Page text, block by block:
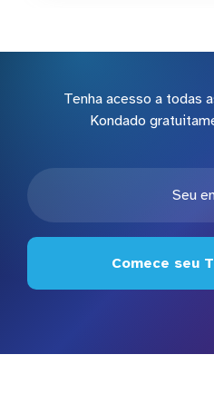
Tenha acesso a todas
Kondado
Comece seu